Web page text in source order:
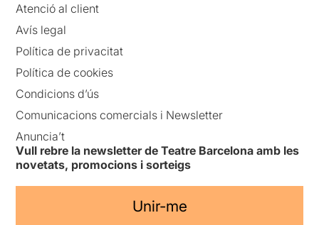
Atenció al client
Avís legal
Política de privacitat
Política de cookies
Condicions d’ús
Comunicacions comercials i Newsletter
Anuncia’t
Vull rebre la newsletter de Teatre Barcelona amb les
novetats, promocions i sorteigs
Unir-me